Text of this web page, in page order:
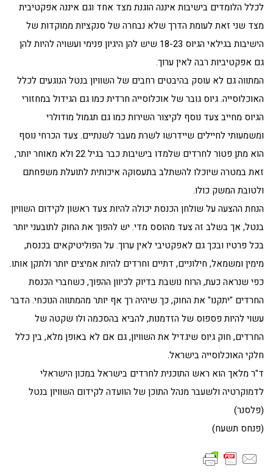
לכלל הלומדים בישיבות איננה הוגנת מצד אחד וגם איננה אפקטיבית
מצד שני זאת לעומת הדרך שלא נבחרה של סנקציות ממוקדות של
הישיבות בגילאי הגיוס 18-23 שיש להן היגיון פנימי ועשויה להיות להן
גם אפקטיביות רבה לאין ערוך.
המתווה גם לא עוסק בהיבטים רחבים של השוויון בנטל הנוגעים לכלל
האוכלוסייה. גיוס גובר של אוכלוסייה חרדית כמו גם הגידול במחזורי
הגיוס מחייב צעד נוסף לקיצור השירות כמו גם תגמול מודולרי
ומשמעותי לחיילים שיידרשו לשרת מעבר לשנתיים. צעד הכרחי נוסף
הוא מתן פטור לחרדים שלמדו בישיבות כבר בגיל 22 ולא מאוחר יותר,
זאת במטרה שיוכלו להשתלב בתעסוקה איכותית לתועלת משפחתם
ולטובת המשק כולו.
הנחת ההצעה על שולחן הכנסת יכולה להיות צעד ראשון לקידום השוויון
בנטל, אך בשלב זה צעד מהוסס מדי. יש להפוך את החוק לתובעני יותר
בכל פרטיו ובכך גם לאפקטיבי לאין ערוך. על הפוליטיקאים בכנסת,
מימין ומשמאל, חילוניים, דתיים וחרדים להיות אמיצים יותר ולתקן אותו.
כפי שנראה כעת, הרוח נושבת בדיוק לכיוון ההפוך, כשחברי הכנסת
החרדים "יתקנו" את החוק, כך שיהיה רך אף יותר מהמתווה הנוכחי. הדבר
עשוי להיות פספוס של הזדמנות, להביא בהסכמה ולו שקטה של
החרדים, חוק גיוס שיגדיל את השוויון, גם אם לא באופן מלא, בין כלל
חלקי האוכלוסייה בישראל.
ד"ר מלאך הוא ראש התוכנית לחרדים בישראל במכון הישראלי
לדמוקרטיה ולשעבר מנהל התוכן של הוועדה לקידום השוויון בנטל
(פלסנר)
(פנחס תשעח)